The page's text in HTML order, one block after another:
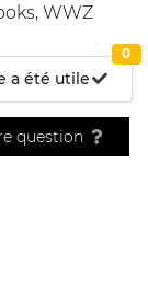
WWZ
a été utile
0
question